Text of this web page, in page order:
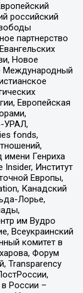
российский
партнерство
Новое
Международный
Европейская
УРАЛ,
fonds,
Генриха
Insider, Институт
Европы,
Канадский
Лорье,
им Вудро
Всеукраинский
комитет в
Форум
Transparеncy
России –